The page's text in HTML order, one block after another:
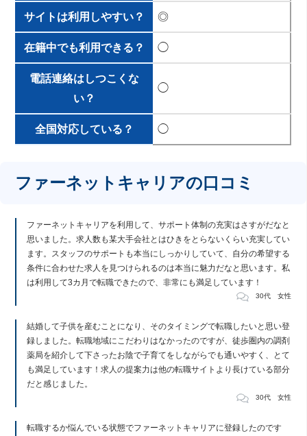
サイトは利用しやすい？ ◎
在籍中でも利用できる？ ◯
電話連絡はしつこくな
い？
◯
全国対応している？ ◯
ファーネットキャリアの口コミ
ファーネットキャリアを利用して、サポート体制の充実はさすがだなと
思いました。求人数も某大手会社とはひきをとらないくらい充実してい
ます。スタッフのサポートも本当にしっかりしていて、自分の希望する
条件に合わせた求人を見つけられるのは本当に魅力だなと思います。私
は利用して3カ月で転職できたので、非常にも満足しています！
30代 女性
結婚して子供を産むことになり、そのタイミングで転職したいと思い登
録しました。転職地域にこだわりはなかったのですが、徒歩圏内の調剤
薬局を紹介して下さったお陰で子育てをしながらでも通いやすく、とて
も満足しています！求人の提案力は他の転職サイトより長けている部分
だと感じました。
30代 女性
転職するか悩んでいる状態でファーネットキャリアに登録したのです